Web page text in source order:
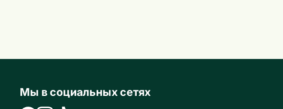
Мы в социальных сетях